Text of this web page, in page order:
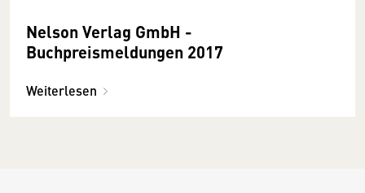
Nelson Verlag GmbH -
Buchpreismeldungen 2017
Weiterlesen